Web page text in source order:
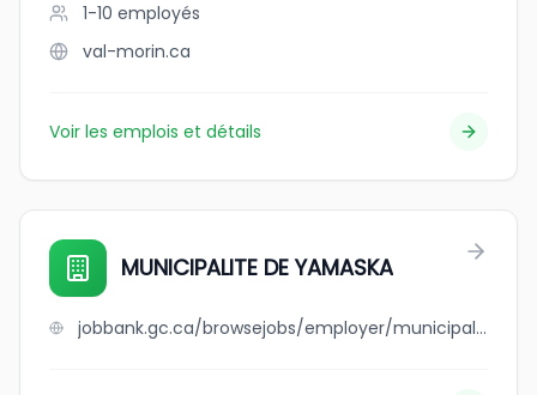
1-10 employés
val-morin.ca
Voir les emplois et détails
MUNICIPALITE DE YAMASKA
jobbank.gc.ca/browsejobs/employer/municipalite+de+yamaska/ca